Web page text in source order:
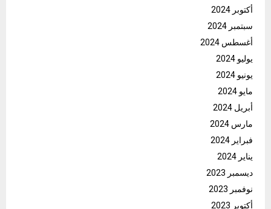
أكتوبر 2024
سبتمبر 2024
أغسطس 2024
يوليو 2024
يونيو 2024
مايو 2024
أبريل 2024
مارس 2024
فبراير 2024
يناير 2024
ديسمبر 2023
نوفمبر 2023
أكتوبر 2023